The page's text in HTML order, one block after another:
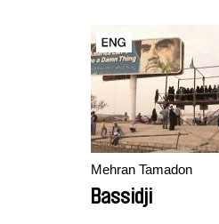
Mehran Tamadon
Bassidji